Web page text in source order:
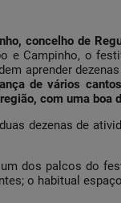
concelho de
e Campinho, o
aprender
de vários
com uma boa
dezenas de
dos palcos do
o habitual